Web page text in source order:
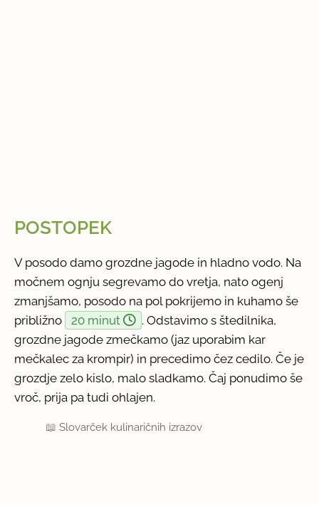
POSTOPEK
V posodo damo grozdne jagode in hladno vodo. Na
močnem ognju segrevamo do vretja, nato ogenj
zmanjšamo, posodo na pol pokrijemo in kuhamo še
približno
20 minut
. Odstavimo s štedilnika,
grozdne jagode zmečkamo (jaz uporabim kar
mečkalec za krompir) in precedimo čez cedilo. Če je
grozdje zelo kislo, malo sladkamo. Čaj ponudimo še
vroč, prija pa tudi ohlajen.
📖Slovarček kulinaričnih izrazov